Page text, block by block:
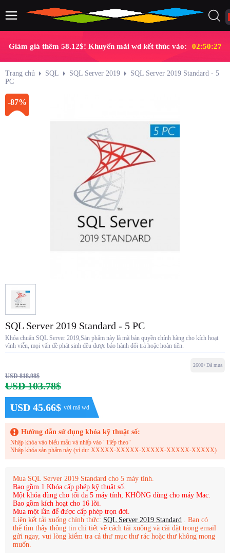
Giảm giá thêm 58.12$! Khuyến mãi wd kết thúc vào: 02:50:27
Trang chủ SQL SQL Server 2019
SQL Server 2019 Standard - 5
PC
-87%
SQL Server 2019 Standard - 5 PC
Khóa chuẩn SQL Server 2019,Sản phẩm này là mã bản quyền chính hãng cho kích hoạt
vĩnh viễn, mọi vấn đề phát sinh đều được bảo hành đổi trả hoặc hoàn tiền.
USD 818.98$
USD 103.78$
USD 45.66$ với mã wd
2600+Đã mua
Hướng dẫn sử dụng khóa kỹ thuật số:
Nhập khóa vào biểu mẫu và nhấp vào "Tiếp theo"
Nhập khóa sản phẩm này (ví dụ: XXXXX-XXXXX-XXXXX-XXXXX-XXXXX)
Mua SQL Server 2019 Standard cho 5 máy tính.
Bao gồm 1 Khóa cấp phép kỹ thuật số.
Một khóa dùng cho tối đa 5 máy tính, KHÔNG dùng cho máy Mac.
Bao gồm kích hoạt cho 16 lõi.
Mua một lần để được cấp phép trọn đời.
Liên kết tải xuống chính thức: SQL Server 2019 Standard . Bạn có
thể tìm thấy thông tin chi tiết về cách tải xuống và cài đặt trong email
gửi ngay, vui lòng kiểm tra cả thư mục thư rác hoặc thư không mong
muốn.